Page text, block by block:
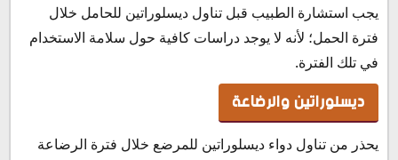
يجب استشارة الطبيب قبل تناول ديسلوراتين للحامل خلال
فترة الحمل؛ لأنه لا يوجد دراسات كافية حول سلامة الاستخدام
في تلك الفترة.
ديسلوراتين والرضاعة
يحذر من تناول دواء ديسلوراتين للمرضع خلال فترة الرضاعة